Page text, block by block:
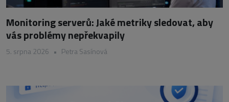
Monitoring serverů: Jaké metriky sledovat, aby
vás problémy nepřekvapily
5. srpna 2026 • Petra Sasínová